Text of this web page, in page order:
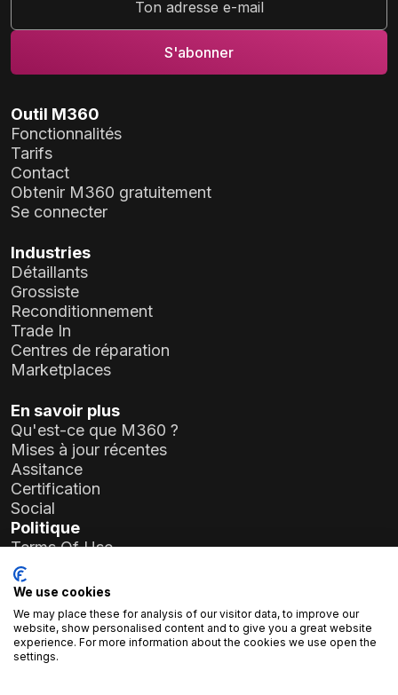
Outil M360
Fonctionnalités
Tarifs
Contact
Obtenir M360 gratuitement
Se connecter
Industries
Détaillants
Grossiste
Reconditionnement
Trade In
Centres de réparation
Marketplaces
En savoir plus
Qu'est-ce que M360 ?
Mises à jour récentes
Assitance
Certification
Social
Politique
Terms Of Use
Privacy Policy
General Data Protection Regulation (GDPR)
Informations sur l'entreprise
Atlas Soft Ltd.
19-35 rue Prielle Kornélia
We use cookies
We may place these for analysis of our visitor data, to improve our
website, show personalised content and to give you a great website
experience. For more information about the cookies we use open the
settings.